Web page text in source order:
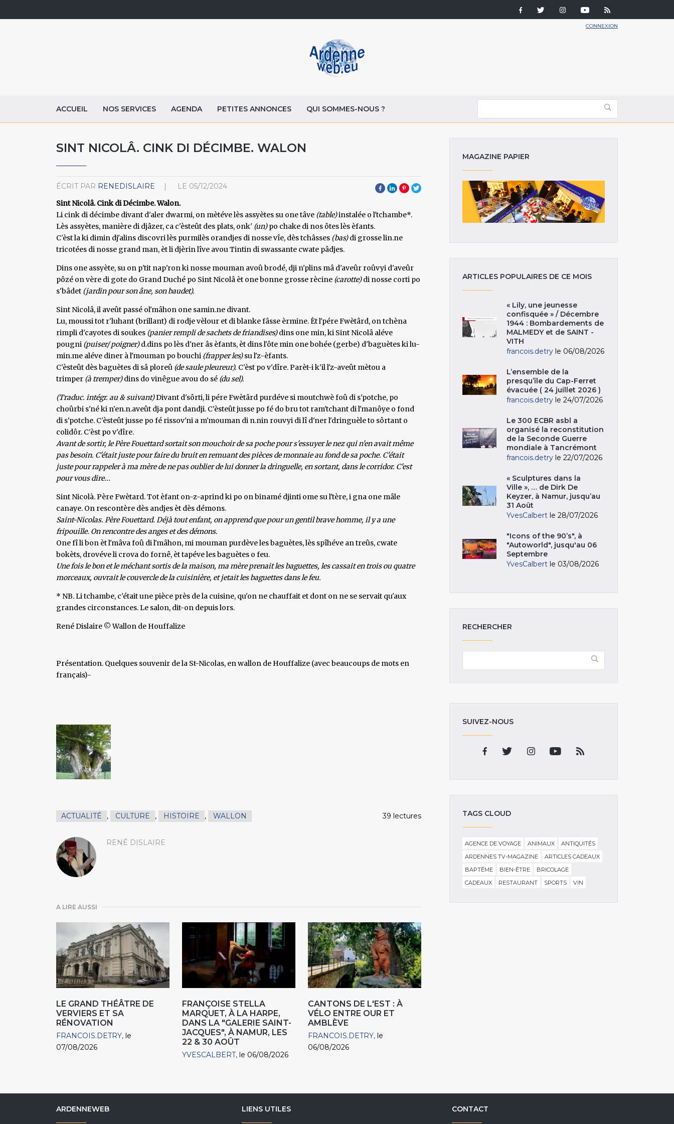
CONNEXION
ACCUEIL NOS SERVICES AGENDA PETITES ANNONCES QUI SOMMES-NOUS ?
SINT NICOLÂ. CINK DI DÉCIMBE. WALON
ÉCRIT PAR RENEDISLAIRE LE 05/12/2024
Sint Nicolâ. Cink di Décimbe. Walon.
Li cink di décimbe divant d'aler dwarmi, on mètéve lès assyètes su one tâve (table)instalée o l'tchambe*.
Lès assyètes, manière di djâzer, ca c'èsteût des plats, onk' (un)po chake di nos ôtes lès èfants.
C'èst la ki dimin dj'alins discovri lès purmilès orandjes di nosse vîe, dès tchâsses (bas)di grosse lin.ne
tricotées di nosse grand man, èt li djèrin lîve avou Tintin di swassante cwate pâdjes.
Dins one assyète, su on p'tit nap'ron ki nosse mouman avoû brodé, dji n'plins mâ d'aveûr roûvyi d'aveûr
pôzé on vère di gote do Grand Duché po Sint Nicolâ èt one bonne grosse rècine (carotte)di nosse corti po
s'bâdet (jardin pour son âne, son baudet).
Sint Nicolâ, il aveût passé ol'mâhon one samin.ne divant.
Lu, moussi tot r'luhant (brillant) di rodje vèlour et di blanke fâsse èrmine. Èt l'pére Fwètârd, on tchèna
rimpli d'cayotes di soukes (panier rempli de sachets de friandises)dins one min, ki Sint Nicolâ aléve
pougni (puiser/ poigner)d.dins po lès d'ner âs èfants, èt dins l'ôte min one bohée (gerbe) d'baguètes ki lu-
min.me aléve diner à l'mouman po bouchi (frapper les)su l'z-èfants.
C'èsteût dès baguètes di sâ ploreû (de saule pleureur). C'èst po v'dîre. Parèt-i k'il l'z-aveût mètou a
trimper (à tremper)dins do vinêgue avou do sé (du sel).
(Traduc. intégr. au & suivant)Divant d'sôrti, li pére Fwètârd purdéve si moutchwè foû di s'potche, po
choûrbi s'né ki n'en.n.aveût dja pont dandji. C'èsteût jusse po fé do bru tot ram'tchant di l'manôye o fond
di s'potche. C'èsteût jusse po fé rissov'ni a m'mouman di n.nin rouvyi di lî d'ner l'dringuèle to sôrtant o
colidôr. C'èst po v'dîre.
Avant de sortir, le Père Fouettard sortait son mouchoir de sa poche pour s'essuyer le nez qui n'en avait même
pas besoin. C'était juste pour faire du bruit en remuant des pièces de monnaie au fond de sa poche. C'était
juste pour rappeler à ma mère de ne pas oublier de lui donner la dringuelle, en sortant, dans le corridor. C'est
pour vous dire...
Sint Nicolà. Père Fwètard. Tot èfant on-z-aprind ki po on binamé djinti ome su l'tère, i gna one mâle
canaye. On rescontère dès andjes èt dès démons.
Saint-Nicolas. Père Fouettard. Déjà tout enfant, on apprend que pour un gentil brave homme, il y a une
fripouille. On rencontre des anges et des démons.
One fî li bon èt l'mâva foû di l'mâhon, mi mouman purdève les baguètes, lès spîhéve an treûs, cwate
bokèts, drovéve li crova do fornê, èt tapéve les baguètes o feu.
Une fois le bon et le méchant sortis de la maison, ma mère prenait les baguettes, les cassait en trois ou quatre
morceaux, ouvrait le couvercle de la cuisinière, et jetait les baguettes dans le feu.
* NB. Li tchambe, c'était une pièce près de la cuisine, qu'on ne chauffait et dont on ne se servait qu'aux
grandes circonstances. Le salon, dit-on depuis lors.
René Dislaire © Wallon de Houffalize
Présentation. Quelques souvenir de la St-Nicolas, en wallon de Houffalize (avec beaucoups de mots en
français)-
ACTUALITÉ , CULTURE , HISTOIRE , WALLON 39 lectures
RENÉ DISLAIRE
A LIRE AUSSI
LE GRAND THÉÂTRE DE
VERVIERS ET SA
RÉNOVATION
FRANCOIS.DETRY le
07/08/2026
FRANÇOISE STELLA
MARQUET, À LA HARPE,
DANS LA "GALERIE SAINT-
JACQUES", À NAMUR, LES
22 & 30 AOÛT
YVESCALBERT le 06/08/2026
CANTONS DE L'EST : À
VÉLO ENTRE OUR ET
AMBLÈVE
FRANCOIS.DETRY le
06/08/2026
MAGAZINE PAPIER
ARTICLES POPULAIRES DE CE MOIS
« Lily, une jeunesse
confisquée » / Décembre
1944 : Bombardements de
MALMEDY et de SAINT -
VITH
francois.detry le 06/08/2026
L’ensemble de la
presqu’île du Cap-Ferret
évacuée ( 24 juillet 2026 )
francois.detry le 24/07/2026
Le 300 ECBR asbl a
organisé la reconstitution
de la Seconde Guerre
mondiale à Tancrémont
francois.detry le 22/07/2026
« Sculptures dans la
Ville », … de Dirk De
Keyzer, à Namur, jusqu’au
31 Août
YvesCalbert le 28/07/2026
"Icons of the 90’s", à
"Autoworld", jusqu'au 06
Septembre
YvesCalbert le 03/08/2026
RECHERCHER
SUIVEZ-NOUS
TAGS CLOUD
AGENCE DE VOYAGE ANIMAUX
ANTIQUITÉS
ARDENNES TV-MAGAZINE
ARTICLES CADEAUX
BAPTÊME
BIEN-ÊTRE
BRICOLAGE
CADEAUX
RESTAURANT SPORTS VIN
ARDENNEWEB LIENS UTILES CONTACT